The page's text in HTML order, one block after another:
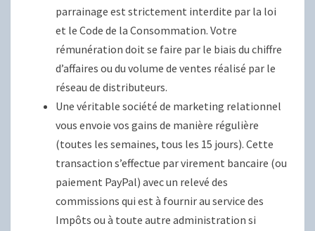
parrainage est strictement interdite par la loi
et le Code de la Consommation. Votre
rémunération doit se faire par le biais du chiffre
d’affaires ou du volume de ventes réalisé par le
réseau de distributeurs.
Une véritable société de marketing relationnel
vous envoie vos gains de manière régulière
(toutes les semaines, tous les 15 jours). Cette
transaction s’effectue par virement bancaire (ou
paiement PayPal) avec un relevé des
commissions qui est à fournir au service des
Impôts ou à toute autre administration si